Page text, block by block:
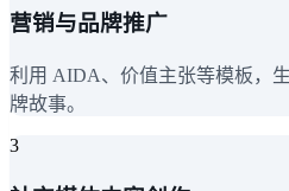
营销与品牌推广
利用 AIDA、价值主张等模板，
牌故事。
3